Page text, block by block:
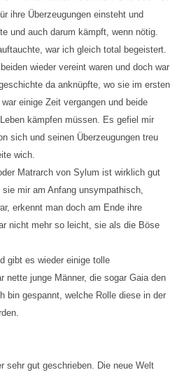
ihre Überzeugungen einsteht und
und auch darum kämpft, wenn nötig.
war ich gleich total begeistert.
wieder vereint waren und doch war
da anknüpfte, wo sie im ersten
einige Zeit vergangen und beide
kämpfen müssen. Es gefiel mir
sich und seinen Überzeugungen treu
wich.
Matrarch von Sylum ist wirklich gut
mir am Anfang unsympathisch,
erkennt man doch am Ende ihre
nicht mehr so leicht, sie als die Böse
gibt es wieder einige tolle
nette junge Männer, die sogar Gaia den
bin gespannt, welche Rolle diese in der
sehr gut geschrieben. Die neue Welt